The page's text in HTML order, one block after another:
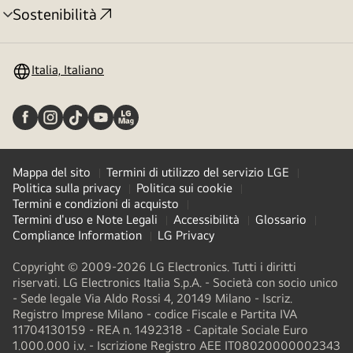
Sostenibilità
Attivazione
Italia, Italiano
Mappa del sito
Termini di utilizzo del servizio LGE
Politica sulla privacy
Politica sui cookie
Termini e condizioni di acquisto
Termini d'uso e Note Legali
Accessibilità
Glossario
Compliance Information
LG Privacy
Copyright © 2009-2026 LG Electronics. Tutti i diritti
riservati. LG Electronics Italia S.p.A. - Società con socio unico
- Sede legale Via Aldo Rossi 4, 20149 Milano - Iscriz.
Registro Imprese Milano - codice Fiscale e Partita IVA
11704130159 - REA n. 1492318 - Capitale Sociale Euro
1.000.000 i.v. - Iscrizione Registro AEE IT08020000002343​